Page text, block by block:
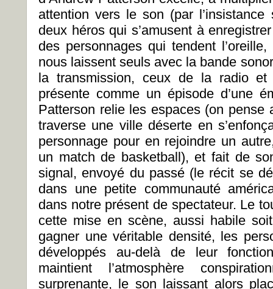
attention vers le son (par
deux héros qui s’amusent à
des personnages qui tendent
nous laissent seuls avec la bande
la transmission, ceux de la radio
présente comme un épisode d’une
Patterson relie les espaces (on pense
traverse une ville déserte en
personnage pour en rejoindre un
un match de basketball), et fait de
signal, envoyé du passé (le récit se
dans une petite communauté
dans notre présent de spectateur. Le
cette mise en scène, aussi habile
gagner une véritable densité, les
développés au-delà de leur
maintient l’atmosphère
surprenante, le son laissant alors